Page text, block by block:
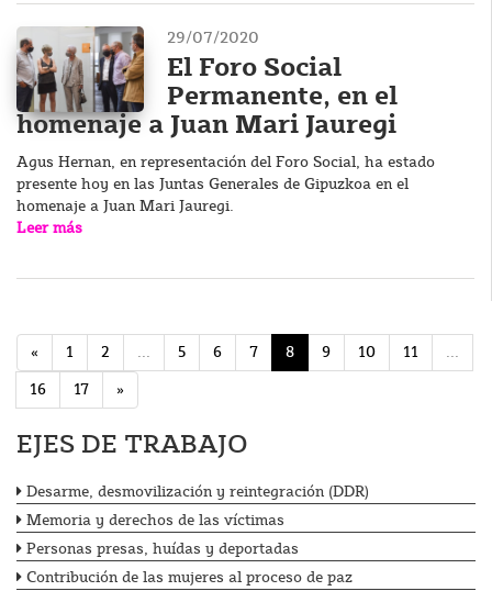
29/07/2020
El Foro Social
Permanente, en el
homenaje a Juan Mari Jauregi
Agus Hernan, en representación del Foro Social, ha estado
presente hoy en las Juntas Generales de Gipuzkoa en el
homenaje a Juan Mari Jauregi.
Leer más
« 1 2 ... 5 6 7 8 9 10 11
...
16
17 »
EJES DE TRABAJO
Desarme, desmovilización y reintegración (DDR)
Memoria y derechos de las víctimas
Personas presas, huídas y deportadas
Contribución de las mujeres al proceso de paz